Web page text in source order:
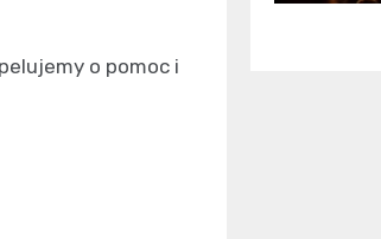
o pomoc i